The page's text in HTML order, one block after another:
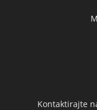
Kontaktirajte